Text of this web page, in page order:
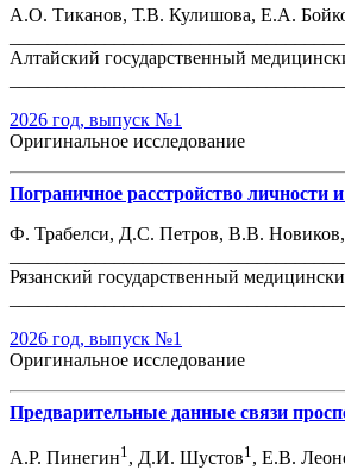
А.О. Тиканов, Т.В. Кулишова, Е.А.
Алтайский государственный
2026 год, выпуск №1
Оригинальное исследование
Пограничное расстройство личности
Ф. Трабелси, Д.С. Петров, В.В.
Рязанский государственный
2026 год, выпуск №1
Оригинальное исследование
Предварительные данные связи
А.Р. Пинегин1 , Д.И. Шустов1 , Е.В.